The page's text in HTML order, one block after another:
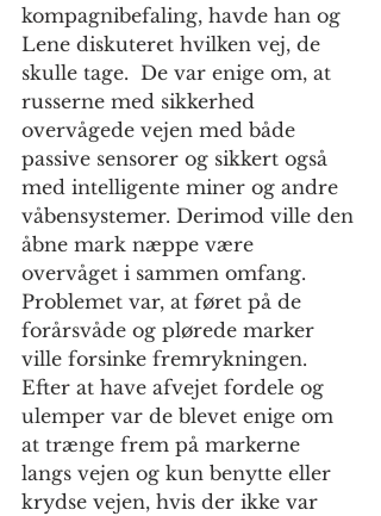
kompagnibefaling, havde han og
Lene diskuteret hvilken vej, de
skulle tage.  De var enige om, at
russerne med sikkerhed
overvågede vejen med både
passive sensorer og sikkert også
med intelligente miner og andre
våbensystemer. Derimod ville den
åbne mark næppe være
overvåget i sammen omfang.
Problemet var, at føret på de
forårsvåde og plørede marker
ville forsinke fremrykningen.
Efter at have afvejet fordele og
ulemper var de blevet enige om
at trænge frem på markerne
langs vejen og kun benytte eller
krydse vejen, hvis der ikke var